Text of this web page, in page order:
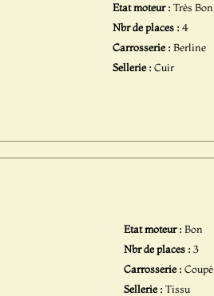
Etat moteur :Très Bon
Nbr de places :4
Carrosserie :Berline
Sellerie :Cuir
Etat moteur :Bon
Nbr de places :3
Carrosserie :Coupé
Sellerie :Tissu